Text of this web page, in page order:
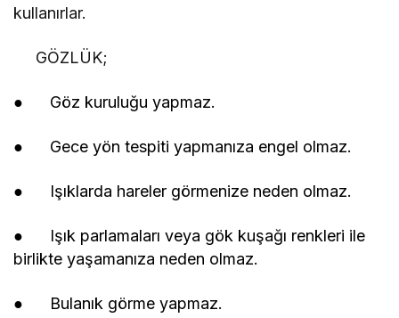
kullanırlar.
GÖZLÜK;
● Göz kuruluğu yapmaz.
● Gece yön tespiti yapmanıza engel olmaz.
● Işıklarda hareler görmenize neden olmaz.
● Işık parlamaları veya gök kuşağı renkleri ile
birlikte yaşamanıza neden olmaz.
● Bulanık görme yapmaz.